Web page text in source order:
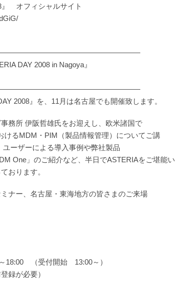
』 オフィシャルサイト
DAY 2008 in Nagoya』
2008』を、11月は名古屋でも開催致します。
務所 伊阪哲雄氏をお迎えし、欧米諸国で
けるMDM・PIM（製品情報管理）についてご講
ーザーによる導入事例や弊社製品
One」のご紹介など、半日でASTERIAをご堪能い
おります。
ナー、名古屋・東海地方の皆さまのご来場
～18:00 （受付開始 13:00～）
録が必要）